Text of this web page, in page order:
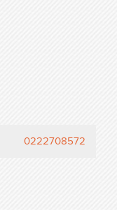
0222708572